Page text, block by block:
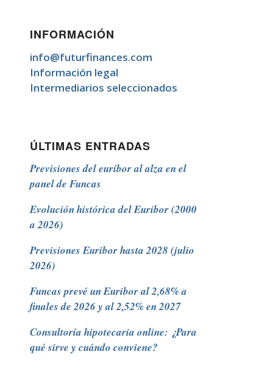
INFORMACIÓN
info@futurfinances.com
Información legal
Intermediarios seleccionados
ÚLTIMAS ENTRADAS
Previsiones del euríbor al alza en el
panel de Funcas
Evolución histórica del Euribor (2000
a 2026)
Previsiones Euribor hasta 2028 (julio
2026)
Funcas prevé un Euribor al 2,68% a
finales de 2026 y al 2,52% en 2027
Consultoría hipotecaria online: ¿Para
qué sirve y cuándo conviene?